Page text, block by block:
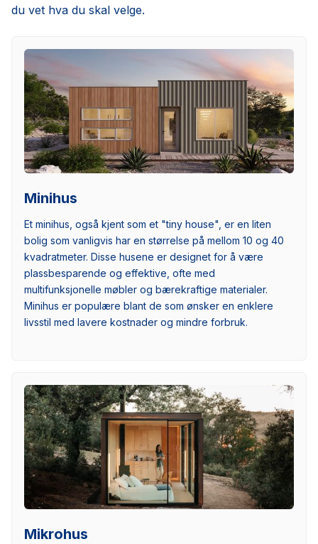
du vet hva du skal velge.
Minihus
Et minihus, også kjent som et "tiny house", er en liten
bolig som vanligvis har en størrelse på mellom 10 og 40
kvadratmeter. Disse husene er designet for å være
plassbesparende og effektive, ofte med
multifunksjonelle møbler og bærekraftige materialer.
Minihus er populære blant de som ønsker en enklere
livsstil med lavere kostnader og mindre forbruk.
Mikrohus